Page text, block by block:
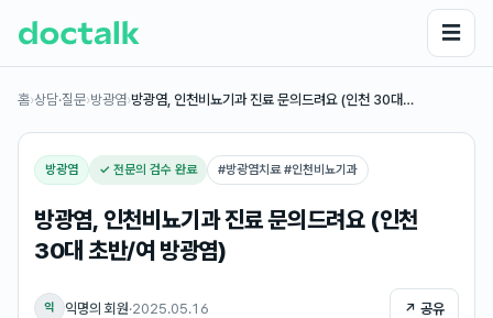
☰
홈›상담·질문›방광염›방광염, 인천비뇨기과 진료 문의드려요 (인천 30대…
방광염 ✓ 전문의 검수 완료 #방광염치료 #인천비뇨기과
방광염, 인천비뇨기과 진료 문의드려요 (인천
30대 초반/여 방광염)
익 익명의 회원·2025.05.16 ↗ 공유